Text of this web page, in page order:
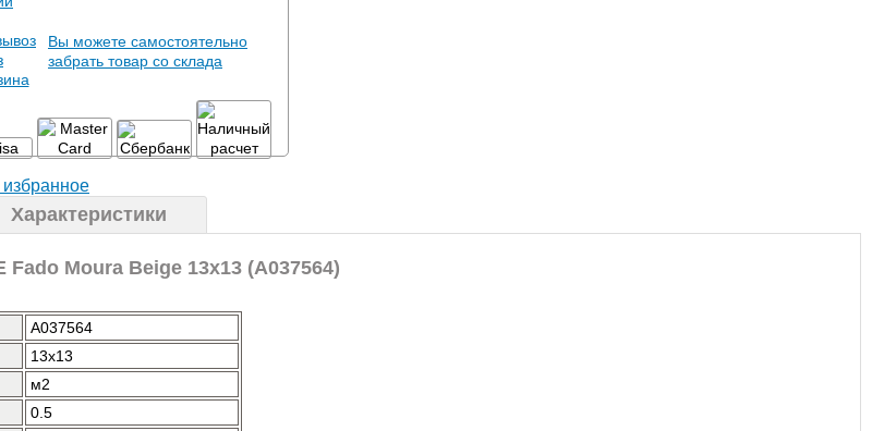
Вы можете самостоятельно
забрать товар со склада
избранное
Характеристики
Fado Moura Beige 13x13 (A037564)
A037564
13x13
м2
0.5